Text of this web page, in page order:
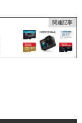
関連記事